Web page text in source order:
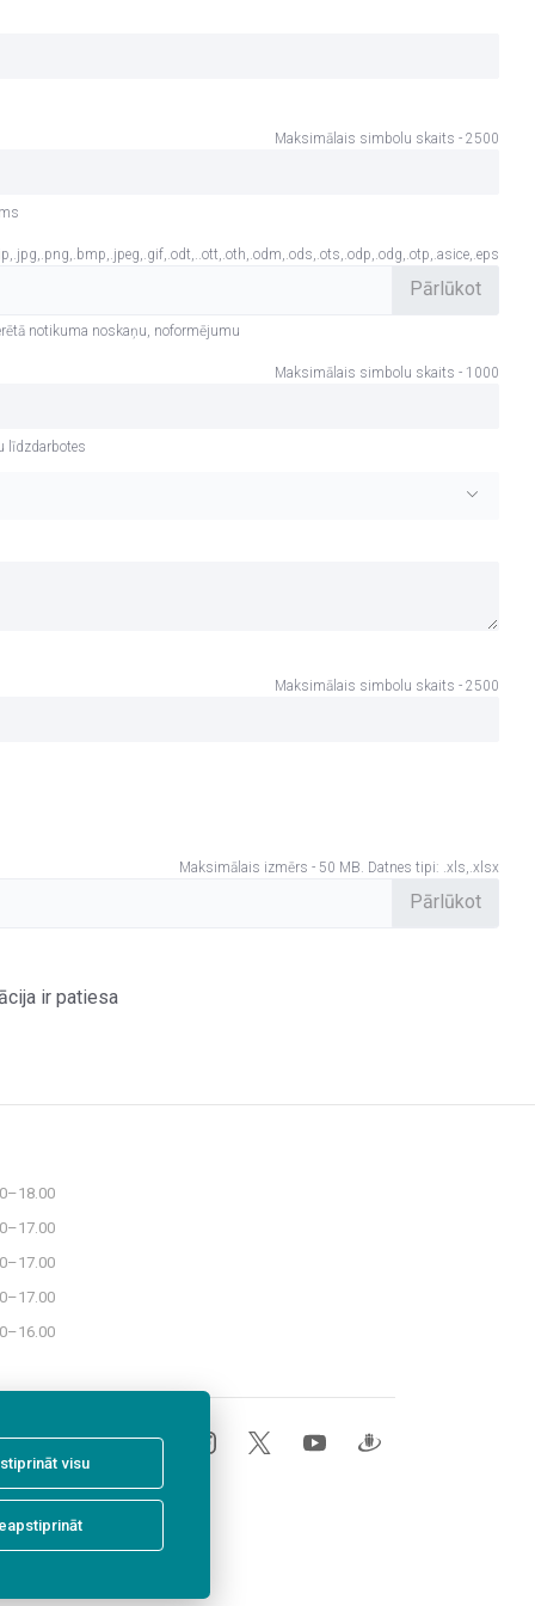
Maksimālais simbolu skaits - 2500
notikuma noskaņu, noformējumu
Maksimālais simbolu skaits - 1000
līdzdarbotes
Maksimālais simbolu skaits - 2500
Maksimālais izmērs - 50 MB. Datnes tipi: .xls,.xlsx
ir patiesa
visu